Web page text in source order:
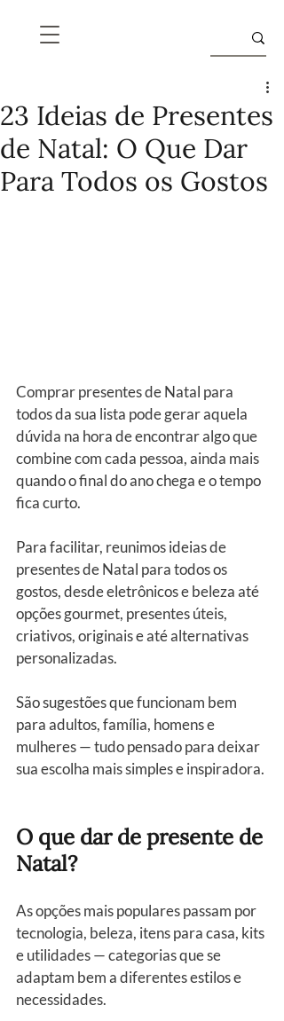
23 Ideias de Presentes
de Natal: O Que Dar
Para Todos os Gostos
Comprar presentes de Natal para
todos da sua lista pode gerar aquela
dúvida na hora de encontrar algo que
combine com cada pessoa, ainda mais
quando o final do ano chega e o tempo
fica curto.
Para facilitar, reunimos ideias de
presentes de Natal para todos os
gostos, desde eletrônicos e beleza até
opções gourmet, presentes úteis,
criativos, originais e até alternativas
personalizadas.
São sugestões que funcionam bem
para adultos, família, homens e
mulheres — tudo pensado para deixar
sua escolha mais simples e inspiradora.
O que dar de presente de
Natal?
As opções mais populares passam por
tecnologia, beleza, itens para casa, kits
e utilidades — categorias que se
adaptam bem a diferentes estilos e
necessidades.